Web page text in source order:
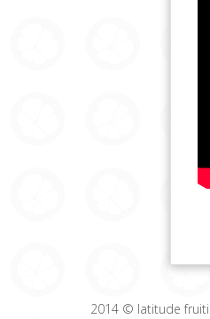
2014 © latitude